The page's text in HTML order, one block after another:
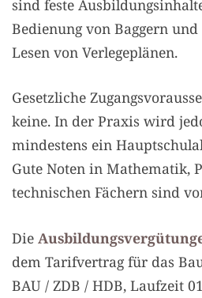
sind feste
Bedienung von Baggern
Lesen von Verlegeplänen.
Gesetzliche
keine. In der Praxis wird
mindestens ein
Gute Noten in Mathematik,
technischen Fächern sind
Die
dem Tarifvertrag für das
BAU / ZDB / HDB, Laufzeit